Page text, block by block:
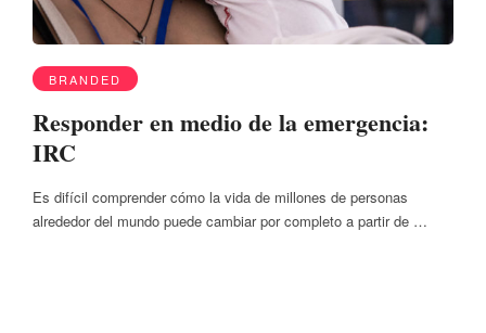
BRANDED
Responder en medio de la emergencia:
IRC
Es difícil comprender cómo la vida de millones de personas
alrededor del mundo puede cambiar por completo a partir de …